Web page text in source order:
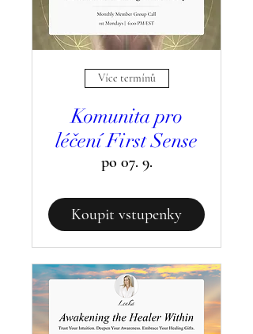
Více termínů
Komunita pro
léčení First Sense
po 07. 9.
Koupit vstupenky